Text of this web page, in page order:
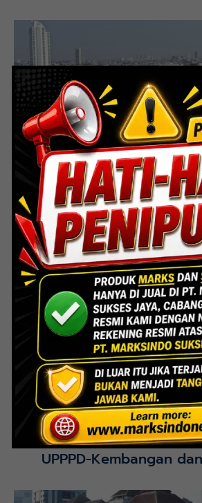
Lihat Detail Proyek
Indoor Multifunction
Senayan
Lihat Detail Proyek
Interior Bank BTN
Lihat Detail Proyek
UPPPD-Kembangan